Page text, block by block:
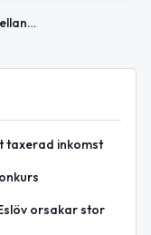
Vägarbete på väg 113 mellan Öslöv N och Orrahus avslutat
taxerad inkomst
orsakar stor